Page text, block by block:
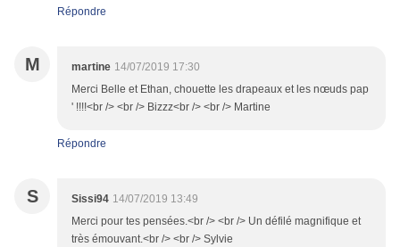
Répondre
M martine 14/07/2019 17:30
Merci Belle et Ethan, chouette les drapeaux et les nœuds pap
' !!!!<br /> <br /> Bizzz<br /> <br /> Martine
Répondre
S Sissi94 14/07/2019 13:49
Merci pour tes pensées.<br /> <br /> Un défilé magnifique et
très émouvant.<br /> <br /> Sylvie